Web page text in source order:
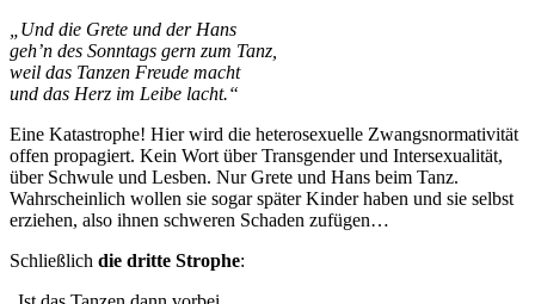
„Und die Grete und der Hans
geh’n des Sonntags gern zum Tanz,
weil das Tanzen Freude macht
und das Herz im Leibe lacht.“
Eine Katastrophe! Hier wird die heterosexuelle Zwangsnormativität
offen propagiert. Kein Wort über Transgender und Intersexualität,
über Schwule und Lesben. Nur Grete und Hans beim Tanz.
Wahrscheinlich wollen sie sogar später Kinder haben und sie selbst
erziehen, also ihnen schweren Schaden zufügen…
Schließlich die dritte Strophe: